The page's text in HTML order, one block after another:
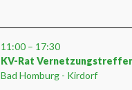
11:00 – 17:30
KV-Rat
Bad Homburg - Kirdorf